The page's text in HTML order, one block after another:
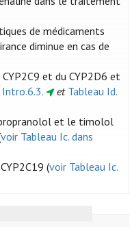
de médicaments
diminue en cas de
et du CYP2D6 et
Intro.6.3. et Tableau Id.
et le timolol
voir Tableau Ic. dans
(voir Tableau Ic.